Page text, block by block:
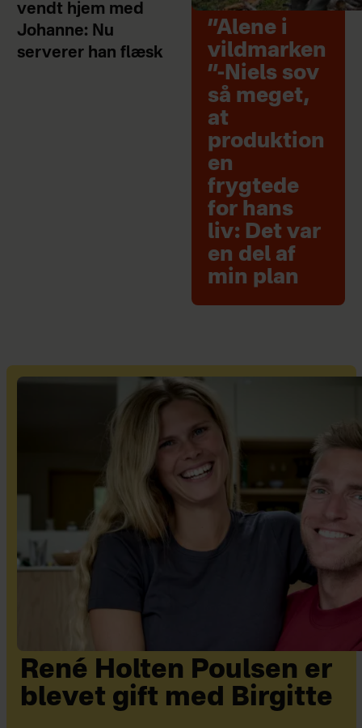
vendt hjem med
Johanne: Nu
serverer han flæsk
”Alene i
vildmarken
”-Niels sov
så meget,
at
produktion
en
frygtede
for hans
liv: Det var
en del af
min plan
René Holten Poulsen er
blevet gift med Birgitte